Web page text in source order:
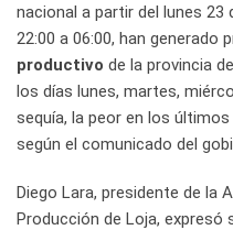
nacional a partir del lunes 23
22:00 a 06:00, han generado
productivo de la provincia
los días lunes, martes,
sequía, la peor en los
según el comunicado del
Diego Lara, presidente de la
Producción de Loja, expresó